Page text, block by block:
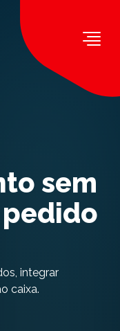
sem
integrar
caixa.